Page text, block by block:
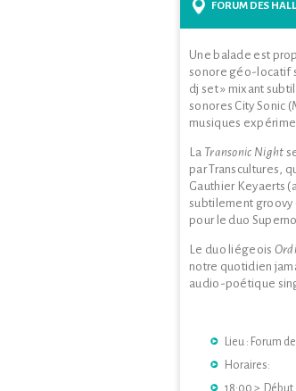
FORUM DES
Une balade est
sonore géo-locatif
dj set » mixant
sonores City Sonic
musiques
La Transonic Night
par Transcultures,
Gauthier Keyaerts
subtilement groovy
pour le duo
Le duo liégeois
notre quotidien
audio-poétique
Lieu : Forum
Horaires:
18:00 > Début